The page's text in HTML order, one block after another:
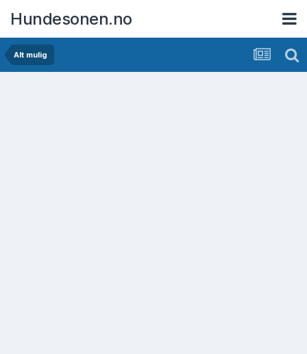
Hundesonen.no
Alt mulig